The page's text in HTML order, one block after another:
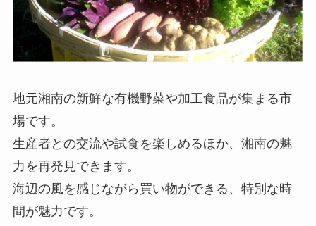
地元湘南の新鮮な有機野菜や加工食品が集まる市
場です。
生産者との交流や試食を楽しめるほか、湘南の魅
力を再発見できます。
海辺の風を感じながら買い物ができる、特別な時
間が魅力です。